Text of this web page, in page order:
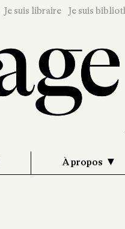
Je suis libraire Je suis
À propos